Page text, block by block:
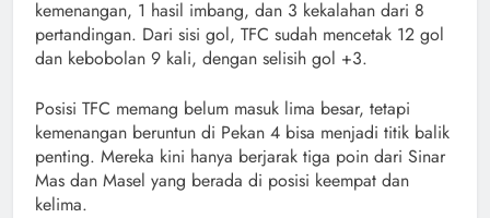
kemenangan, 1 hasil imbang, dan 3 kekalahan dari 8
pertandingan. Dari sisi gol, TFC sudah mencetak 12 gol
dan kebobolan 9 kali, dengan selisih gol +3.
Posisi TFC memang belum masuk lima besar, tetapi
kemenangan beruntun di Pekan 4 bisa menjadi titik balik
penting. Mereka kini hanya berjarak tiga poin dari Sinar
Mas dan Masel yang berada di posisi keempat dan
kelima.